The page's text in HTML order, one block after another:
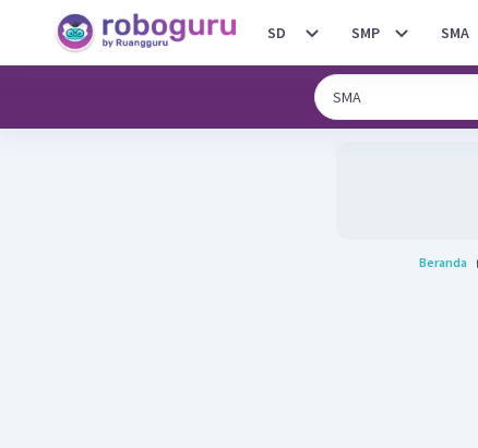
SD SMP SMA
Beranda